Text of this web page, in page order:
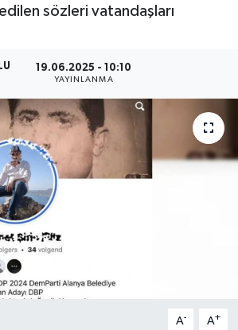
sözleri vatandaşları
19.06.2025 - 10:10
YAYINLANMA
A- A+